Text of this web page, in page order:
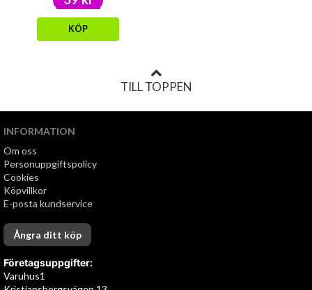
KÖP
TILL TOPPEN
INFORMATION
Om oss
Personuppgiftspolicy
Cookies
Köpvillkor
E-posta kundservice
Ångra ditt köp
Företagsuppgifter:
Varuhus1